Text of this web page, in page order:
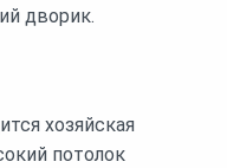
дворик.
хозяйская
потолок